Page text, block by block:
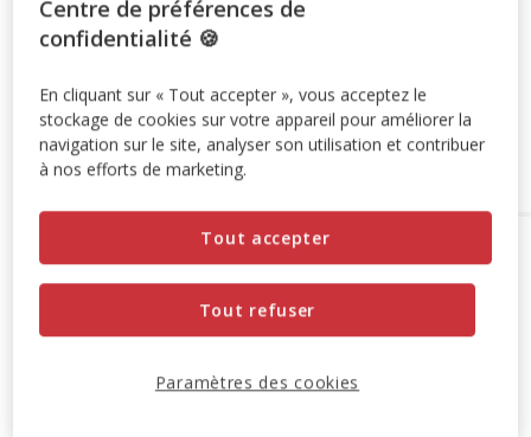
Animalis. Offre non cumulable aux autres promotions en
cours. Voir conditions
Ajouter au panier
Options de livraison
Retrait en magasin
Voir la disponibilité en magasin
Livraison dans 72h offert dès 69€ d'achat
Centre de préférences de
confidentialité 🍪
En cliquant sur « Tout accepter », vous acceptez le
stockage de cookies sur votre appareil pour améliorer la
navigation sur le site, analyser son utilisation et contribuer
à nos efforts de marketing.
Tout refuser
Tout accepter
Paramètres des cookies